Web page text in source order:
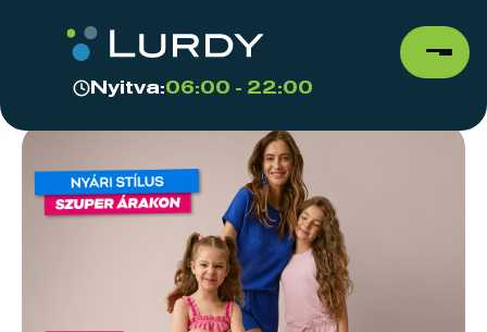
Nyitva:06:00 - 22:00